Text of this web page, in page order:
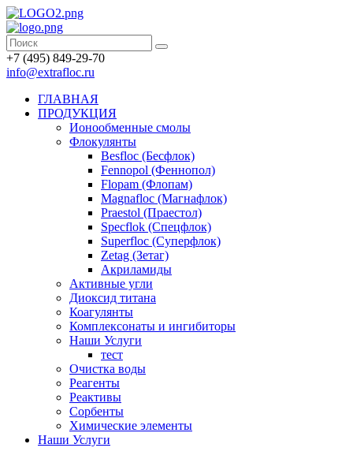
+7 (495) 849-29-70
info@extrafloc.ru
ГЛАВНАЯ
ПРОДУКЦИЯ
Ионообменные смолы
Флокулянты
Besfloc (Бесфлок)
Fennopol (Феннопол)
Flopam (Флопам)
Magnafloc (Магнафлок)
Praestol (Праестол)
Specflok (Спецфлок)
Superfloc (Суперфлок)
Zetag (Зетаг)
Акриламиды
Активные угли
Диоксид титана
Коагулянты
Комплексонаты и ингибиторы
Наши Услуги
тест
Очистка воды
Реагенты
Реактивы
Сорбенты
Химические элементы
Наши Услуги